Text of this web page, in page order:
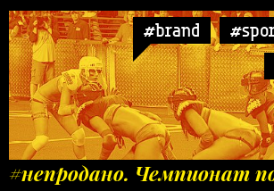
#brand
#непродано. Чемпионат